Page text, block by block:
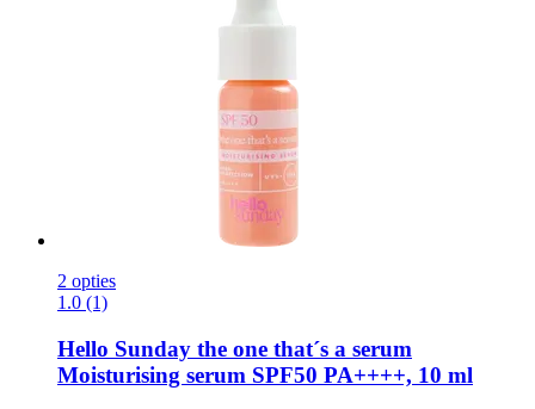
2 opties
1.0 (1)
Hello Sunday the one that´s a serum
Moisturising serum SPF50 PA++++, 10 ml